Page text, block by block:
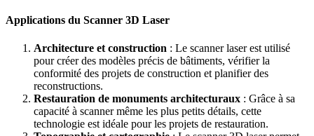
Applications du Scanner 3D Laser
Architecture et construction : Le scanner laser est utilisé
pour créer des modèles précis de bâtiments, vérifier la
conformité des projets de construction et planifier des
reconstructions.
Restauration de monuments architecturaux : Grâce à sa
capacité à scanner même les plus petits détails, cette
technologie est idéale pour les projets de restauration.